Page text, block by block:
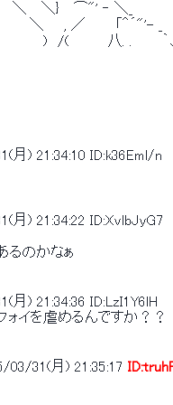
　 ＼} 　⌒"' ‐ ＼_　　　　
＼　　, ／　　　「＾´"'- _
)　/(　 　 　八. .　　　｀
月) 21:34:10 ID:k36Eml/n
月) 21:34:22 ID:XvlbJyG7
るのかなぁ
月) 21:34:36 ID:LzI1Y6lH
ォイを虐めるんですか？？
03/31(月) 21:35:17